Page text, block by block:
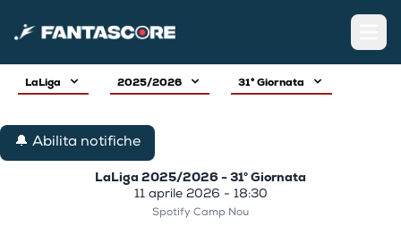
LaLiga 2025/2026 31° Giornata
🔔 Abilita notifiche
LaLiga 2025/2026 - 31° Giornata
11 aprile 2026 - 18:30
Spotify Camp Nou